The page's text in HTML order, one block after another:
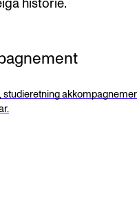
historie.
studieretning